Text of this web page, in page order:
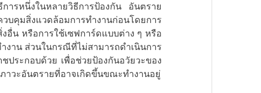
ารหนึ่งในหลายวิธีการป้องกัน อันตราย
คุมสิ่งแวดล้อมการทำงานก่อนโดยการ
อื่น หรือการใช้เซฟการ์ดแบบต่าง ๆ หรือ
งาน ส่วนในกรณีที่ไม่สามารถดำเนินการ
ระกอบด้วย เพื่อช่วยป้องกันอวัยวะของ
าวะอันตรายที่อาจเกิดขึ้นขณะทำงานอยู่